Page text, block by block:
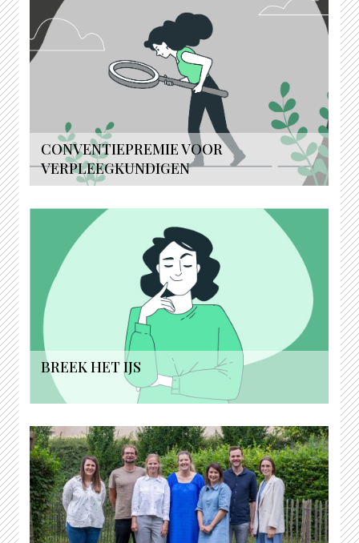
CONVENTIEPREMIE VOOR
VERPLEEGKUNDIGEN
BREEK HET IJS